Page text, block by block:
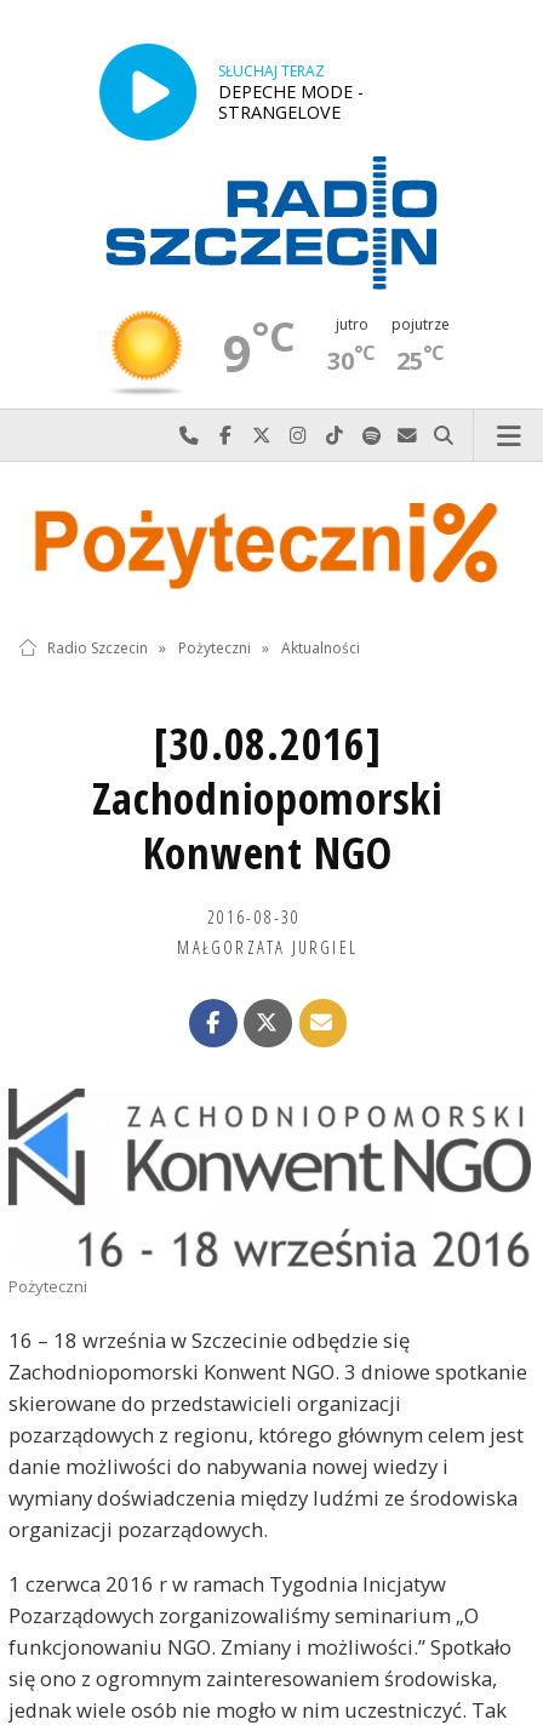
SŁUCHAJ TERAZ
DEPECHE MODE -
STRANGELOVE
9°C jutro
30°C
pojutrze
25°C
Najlepiej po prostu do nas zadzwoń
Odwiedź nas na Facebook-u
Odwiedź nas na X
Odwiedź nas na Instagram-ie
Odwiedź nas na TikTok-u
Szukaj nas na Spotify
Wyślij do nas
Szukaj
Radio Szczecin » Pożyteczni » Aktualności
[30.08.2016]
Zachodniopomorski
Konwent NGO
2016-08-30
MAŁGORZATA JURGIEL
Pożyteczni
16 – 18 września w Szczecinie odbędzie się
Zachodniopomorski Konwent NGO. 3 dniowe spotkanie
skierowane do przedstawicieli organizacji
pozarządowych z regionu, którego głównym celem jest
danie możliwości do nabywania nowej wiedzy i
wymiany doświadczenia między ludźmi ze środowiska
organizacji pozarządowych.
1 czerwca 2016 r w ramach Tygodnia Inicjatyw
Pozarządowych zorganizowaliśmy seminarium „O
funkcjonowaniu NGO. Zmiany i możliwości.” Spotkało
się ono z ogromnym zainteresowaniem środowiska,
jednak wiele osób nie mogło w nim uczestniczyć. Tak